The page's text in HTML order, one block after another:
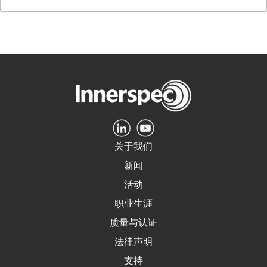
关于我们
新闻
活动
职业生涯
质量与认证
法律声明
支持